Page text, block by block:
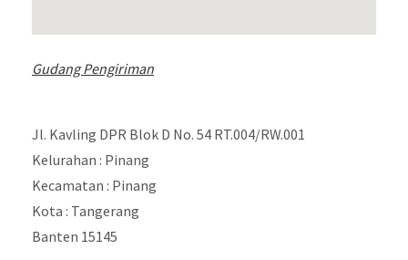
Gudang Pengiriman
Jl. Kavling DPR Blok D No. 54 RT.004/RW.001
Kelurahan : Pinang
Kecamatan : Pinang
Kota : Tangerang
Banten 15145